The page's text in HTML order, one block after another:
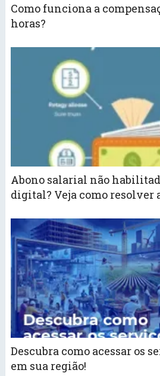
Como funciona a
horas?
Abono salarial não
digital? Veja como resolver
Descubra como acessar os
em sua região!